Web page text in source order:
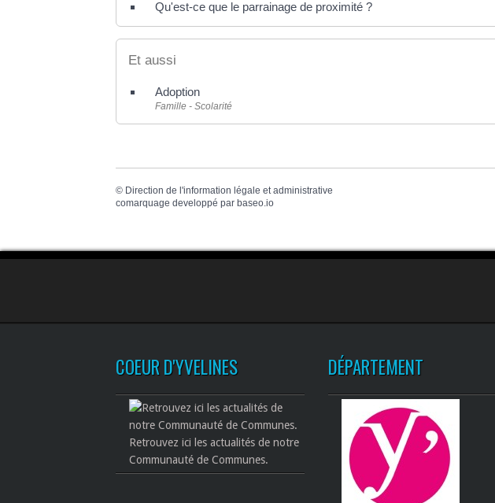
Qu'est-ce que le parrainage de proximité ?
Et aussi
Adoption
Famille - Scolarité
© Direction de l'information légale et administrative
comarquage developpé par baseo.io
COEUR D'YVELINES
Retrouvez ici les actualités de notre
Communauté de Communes.
DÉPARTEMENT